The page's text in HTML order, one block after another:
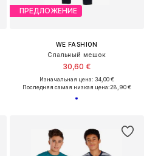
ПРЕДЛОЖЕНИЕ
WE FASHION
Спальный мешок
30,60 €
Изначальная цена: 34,00 €
Последняя самая низкая цена:28,90 €